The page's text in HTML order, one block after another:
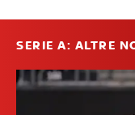
SERIE A: ALTRE